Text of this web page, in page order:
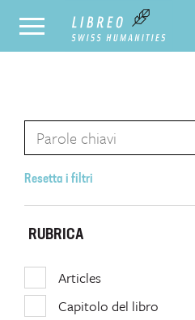
Resetta i filtri
RUBRICA
Articles
Capitolo del libro